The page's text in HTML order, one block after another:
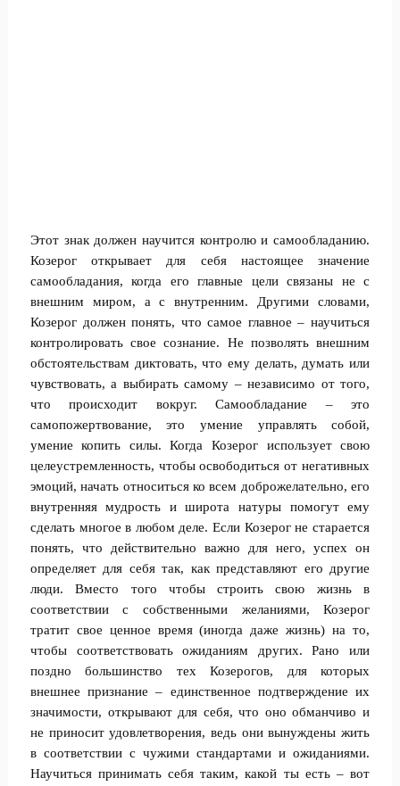
Этот знак должен научится контролю и самообладанию.
Козерог открывает для себя настоящее значение
самообладания, когда его главные цели связаны не с
внешним миром, а с внутренним. Другими словами,
Козерог должен понять, что самое главное – научиться
контролировать свое сознание. Не позволять внешним
обстоятельствам диктовать, что ему делать, думать или
чувствовать, а выбирать самому – независимо от того,
что происходит вокруг. Самообладание – это
самопожертвование, это умение управлять собой,
умение копить силы. Когда Козерог использует свою
целеустремленность, чтобы освободиться от негативных
эмоций, начать относиться ко всем доброжелательно, его
внутренняя мудрость и широта натуры помогут ему
сделать многое в любом деле. Если Козерог не старается
понять, что действительно важно для него, успех он
определяет для себя так, как представляют его другие
люди. Вместо того чтобы строить свою жизнь в
соответствии с собственными желаниями, Козерог
тратит свое ценное время (иногда даже жизнь) на то,
чтобы соответствовать ожиданиям других. Рано или
поздно большинство тех Козерогов, для которых
внешнее признание – единственное подтверждение их
значимости, открывают для себя, что оно обманчиво и
не приносит удовлетворения, ведь они вынуждены жить
в соответствии с чужими стандартами и ожиданиями.
Научиться принимать себя таким, какой ты есть – вот